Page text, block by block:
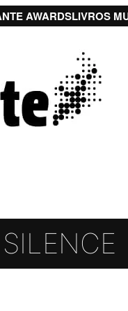
AWARDSLIVROS